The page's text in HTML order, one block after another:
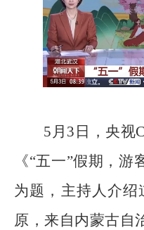
5月3日，央视
《“五一”假期，游
为题，主持人介绍
原，来自内蒙古自